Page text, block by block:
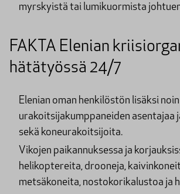
myrskyistä tai lumikuormista
FAKTA Elenian
hätätyössä 24/7
Elenian oman henkilöstön lisäksi
urakoitsijakumppaneiden asentajaa
sekä koneurakoitsijoita.
Vikojen paikannuksessa ja
helikoptereita, drooneja,
metsäkoneita, nostokorikalustoa ja